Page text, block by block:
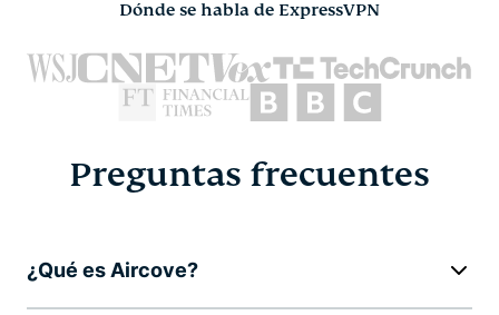
Dónde se habla de ExpressVPN
Preguntas frecuentes
¿Qué es Aircove?